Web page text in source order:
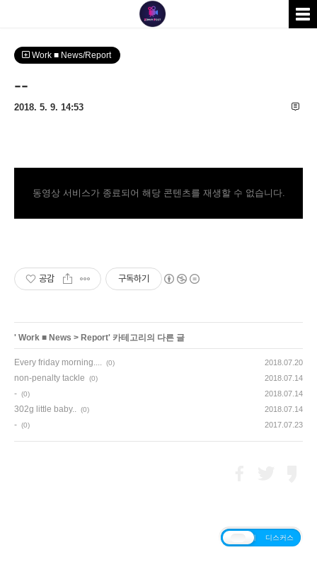
Work ■ News/Report
--
2018. 5. 9. 14:53
동영상 서비스가 종료되어 해당 콘텐츠를 재생할 수 없습니다.
공감 구독하기
' Work ■ News > Report' 카테고리의 다른 글
Every friday morning.... (0) 2018.07.20
non-penalty tackle (0) 2018.07.14
- (0) 2018.07.14
302g little baby.. (0) 2018.07.14
- (0) 2017.07.23
티스토리 디스커스